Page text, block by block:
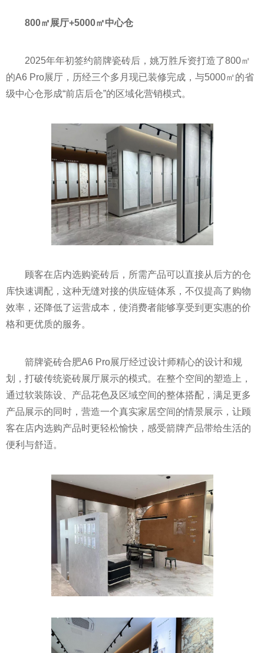
800㎡展厅+5000㎡中心仓
2025年年初签约箭牌瓷砖后，姚万胜斥资打造了800㎡
的A6 Pro展厅，历经三个多月现已装修完成，与5000㎡的省
级中心仓形成“前店后仓”的区域化营销模式。
顾客在店内选购瓷砖后，所需产品可以直接从后方的仓
库快速调配，这种无缝对接的供应链体系，不仅提高了购物
效率，还降低了运营成本，使消费者能够享受到更实惠的价
格和更优质的服务。
箭牌瓷砖合肥A6 Pro展厅经过设计师精心的设计和规
划，打破传统瓷砖展厅展示的模式。在整个空间的塑造上，
通过软装陈设、产品花色及区域空间的整体搭配，满足更多
产品展示的同时，营造一个真实家居空间的情景展示，让顾
客在店内选购产品时更轻松愉快，感受箭牌产品带给生活的
便利与舒适。